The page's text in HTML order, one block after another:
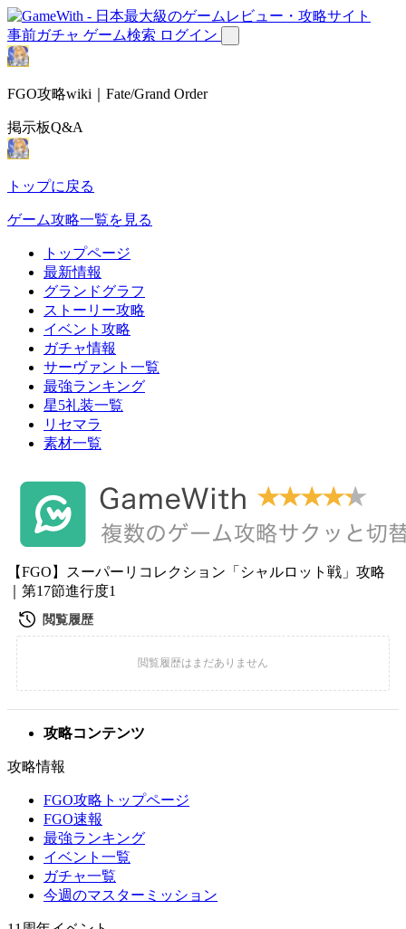
事前ガチャ ゲーム検索 ログイン
FGO攻略wiki｜Fate/Grand Order
掲示板Q&A
トップに戻る
ゲーム攻略一覧を見る
トップページ
最新情報
グランドグラフ
ストーリー攻略
イベント攻略
ガチャ情報
サーヴァント一覧
最強ランキング
星5礼装一覧
リセマラ
素材一覧
【FGO】スーパーリコレクション「シャルロット戦」攻略
｜第17節進行度1
攻略コンテンツ
攻略情報
FGO攻略トップページ
FGO速報
最強ランキング
イベント一覧
ガチャ一覧
今週のマスターミッション